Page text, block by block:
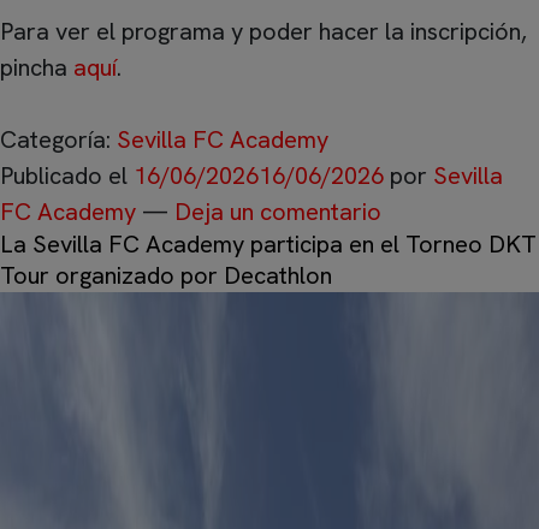
Para ver el programa y poder hacer la inscripción,
pincha aquí.
Categoría: Sevilla FC Academy
Publicado el 16/06/202616/06/2026 por Sevilla
FC Academy — Deja un comentario
La Sevilla FC Academy participa en el Torneo DKT
Tour organizado por Decathlon